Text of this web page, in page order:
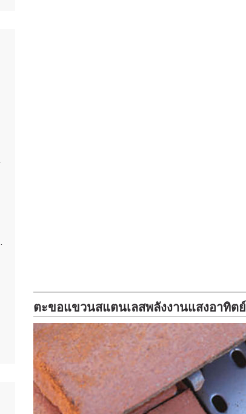
ตะขอแขวนสแตนเลสพลังงานแสงอาทิตย์